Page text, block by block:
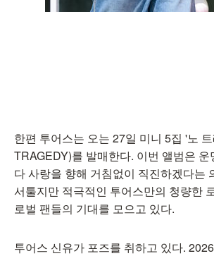
한편 투어스는 오는 27일 미니 5집 '노
TRAGEDY)를 발매한다. 이번 앨범은
다 사랑을 향해 거침없이 직진하겠다는
서툴지만 적극적인 투어스만의 청량한
로벌 팬들의 기대를 모으고 있다.
투어스 신유가 포즈를 취하고 있다.